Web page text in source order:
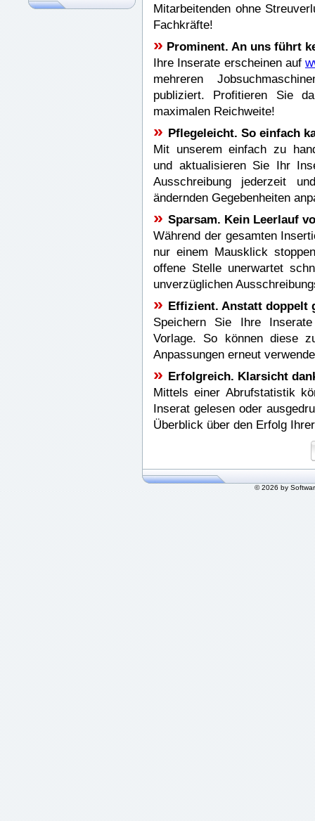
Mitarbeitenden ohne
Fachkräfte!
» Prominent. An uns führt
Ihre Inserate erscheinen auf
mehreren
publiziert. Profitieren Sie
maximalen Reichweite!
» Pflegeleicht. So einfach
Mit unserem einfach zu
und aktualisieren Sie Ihr
Ausschreibung jederzeit
ändernden Gegebenheiten
» Sparsam. Kein Leerlauf
Während der gesamten
nur einem Mausklick
offene Stelle unerwartet
unverzüglichen
» Effizient. Anstatt doppelt
Speichern Sie Ihre
Vorlage. So können diese
Anpassungen erneut
» Erfolgreich. Klarsicht
Mittels einer Abrufstatistik
Inserat gelesen oder
Überblick über den Erfolg
© 2026 by